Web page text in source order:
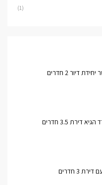
(1)
דיור 2 חדרים
דירת 3.5 חדרים
3 חדרים